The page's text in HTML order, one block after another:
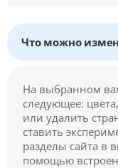
Что можно
На выбранном
следующее:
или удалить
ставить
разделы сайта в
помощью